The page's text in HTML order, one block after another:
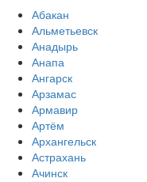
Абакан
Альметьевск
Анадырь
Анапа
Ангарск
Арзамас
Армавир
Артём
Архангельск
Астрахань
Ачинск